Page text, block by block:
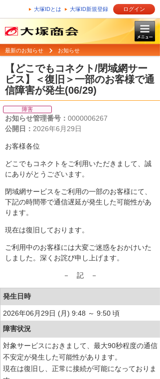
大塚IDとは 大塚ID新規登録 ログイン
最新のお知らせ お知らせ
【どこでもコネクト/閉域網サー
ビス】＜復旧＞一部のお客様で通
信障害が発生(06/29)
障害
お知らせ管理番号： 0000006267
公開日： 2026年6月29日
お客様各位
どこでもコネクトをご利用いただきまして、誠
にありがとうございます。
閉域網サービスをご利用の一部のお客様にて、
下記の時間帯で通信遅延が発生した可能性があ
ります。
現在は復旧しております。
ご利用中のお客様には大変ご迷惑をおかけいた
しました。深くお詫び申し上げます。
－ 記 －
発生日時
2026年06月29日 (月) 9:48 ～ 9:50 頃
障害状況
対象サービスにおきまして、最大90秒程度の通信
不安定が発生した可能性があります。
現在は復旧し、正常に接続が可能になっておりま